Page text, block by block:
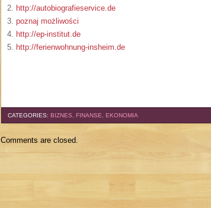
2. http://autobiografieservice.de
3. poznaj możliwości
4. http://ep-institut.de
5. http://ferienwohnung-insheim.de
CATEGORIES: BIZNES, FINANSE, EKONOMIA
Comments are closed.